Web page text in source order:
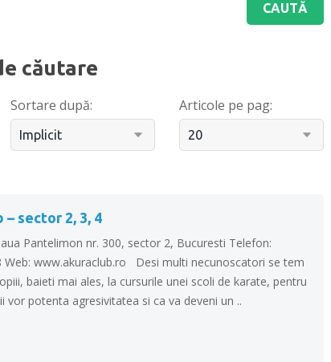
căutare
Sortare după: Articole pe pag:
– sector 2, 3, 4
Pantelimon nr. 300, sector 2, Bucuresti Telefon:
Web: www.akuraclub.ro Desi multi necunoscatori se tem
baieti mai ales, la cursurile unei scoli de karate, pentru
vor potenta agresivitatea si ca va deveni un ..